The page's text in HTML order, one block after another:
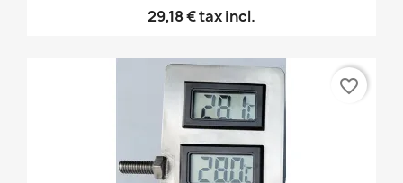
29,18 €tax incl.
favorite_border